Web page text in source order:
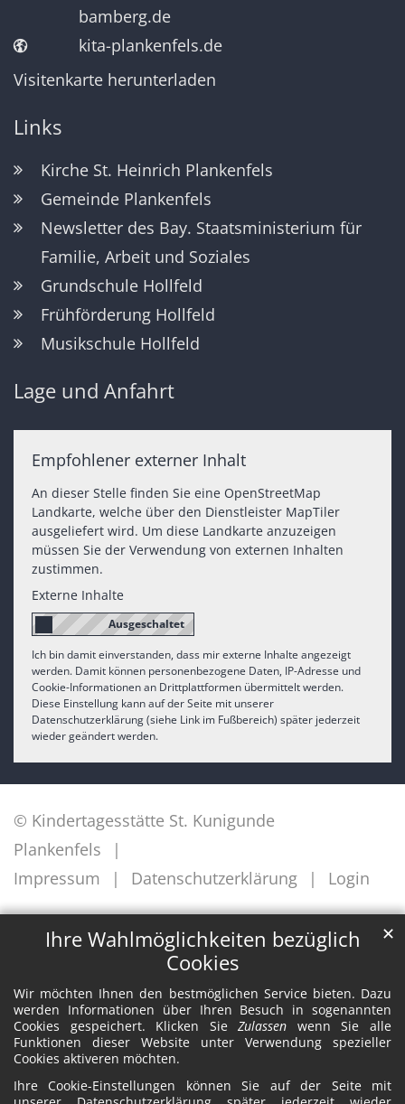
Ihre Wahlmöglichkeiten bezüglich
Cookies
Wir möchten Ihnen den bestmöglichen Service bieten. Dazu
werden Informationen über Ihren Besuch in sogenannten
Cookies gespeichert. Klicken SieZulassen wenn Sie alle
Funktionen dieser Website unter Verwendung spezieller
Cookies aktiveren möchten.
Ihre Cookie-Einstellungen können Sie auf der Seite mit
✕
bamberg.de
kita-plankenfels.de
Visitenkarte herunterladen
Links
Kirche St. Heinrich Plankenfels
Gemeinde Plankenfels
Newsletter des Bay. Staatsministerium für
Familie, Arbeit und Soziales
Grundschule Hollfeld
Frühförderung Hollfeld
Musikschule Hollfeld
Lage und Anfahrt
Empfohlener externer Inhalt
An dieser Stelle finden Sie eine OpenStreetMap
Landkarte, welche über den Dienstleister MapTiler
ausgeliefert wird. Um diese Landkarte anzuzeigen
müssen Sie der Verwendung von externen Inhalten
zustimmen.
Externe Inhalte
Ich bin damit einverstanden, dass mir externe Inhalte angezeigt
werden. Damit können personenbezogene Daten, IP-Adresse und
Cookie-Informationen an Drittplattformen übermittelt werden.
Diese Einstellung kann auf der Seite mit unserer
Datenschutzerklärung (siehe Link im Fußbereich) später jederzeit
wieder geändert werden.
© Kindertagesstätte St. Kunigunde
Plankenfels
Impressum
Datenschutzerklärung Login